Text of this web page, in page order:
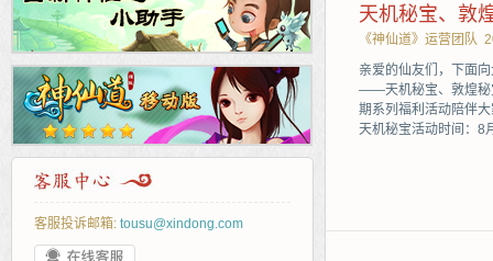
客服投诉邮箱: tousu@xindong.com
天机秘宝、敦
《神仙道》运营团队
亲爱的仙友们，下面
——天机秘宝、敦煌秘
期系列福利活动陪伴
天机秘宝活动时间：8